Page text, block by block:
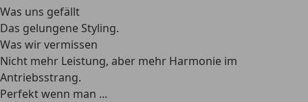
Was uns gefällt
Das gelungene Styling.
Was wir vermissen
Nicht mehr Leistung, aber mehr Harmonie im
Antriebsstrang.
Perfekt wenn man ...